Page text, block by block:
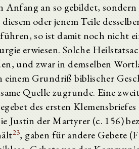
an so gebildet,
oder jenem Teile
so ist damit noch nicht
erwiesen. Solche
und zwar in demselben
einem Grundriß biblischer
Quelle zugrunde. Eine
des ersten Klemensbriefes
Justin der Martyrer (c. 156)
23, gaben für andere Gebete